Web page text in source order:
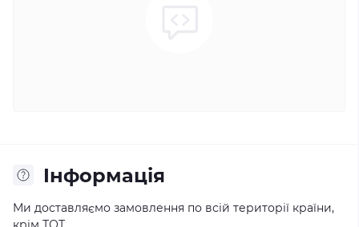
Iнформація
Ми доставляємо замовлення по всій території країни,